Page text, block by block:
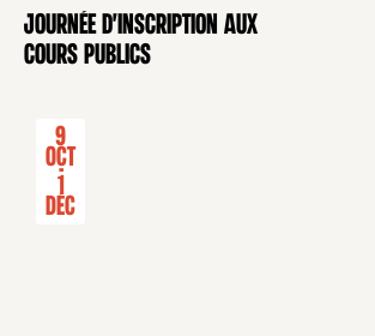
CONFÉRENCE
Journée d'inscription aux
cours publics
9
Oct
-
1
Déc